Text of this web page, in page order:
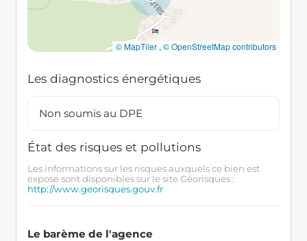
© MapTiler ,© OpenStreetMap contributors
Les diagnostics énergétiques
Non soumis au DPE
État des risques et pollutions
Les informations sur les risques auxquels ce bien est
exposé sont disponibles sur le site Géorisques :
http://www.georisques.gouv.fr
Le barème de l'agence